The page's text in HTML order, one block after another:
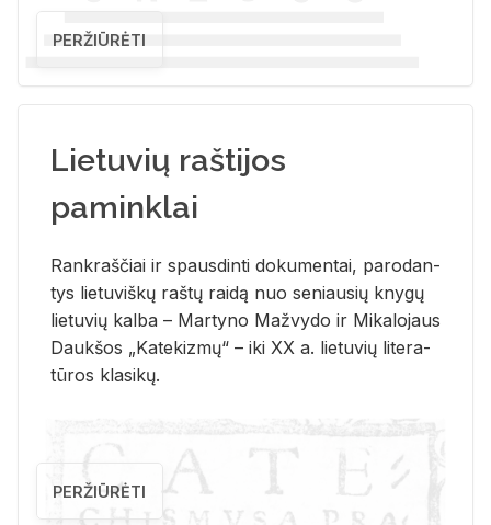
PERŽIŪRĖTI
Lietuvių raštijos
paminklai
Rank­raš­čiai ir spaus­din­ti do­ku­men­tai, pa­ro­dan­
tys lie­tu­viš­kų raš­tų rai­dą nuo se­niau­sių kny­gų
lie­tu­vių kal­ba – Mar­ty­no Ma­žvy­do ir Mi­ka­lo­jaus
Dauk­šos „Ka­te­kiz­mų“ – iki XX a. lie­tu­vių li­te­ra­
tū­ros kla­si­kų.
PERŽIŪRĖTI